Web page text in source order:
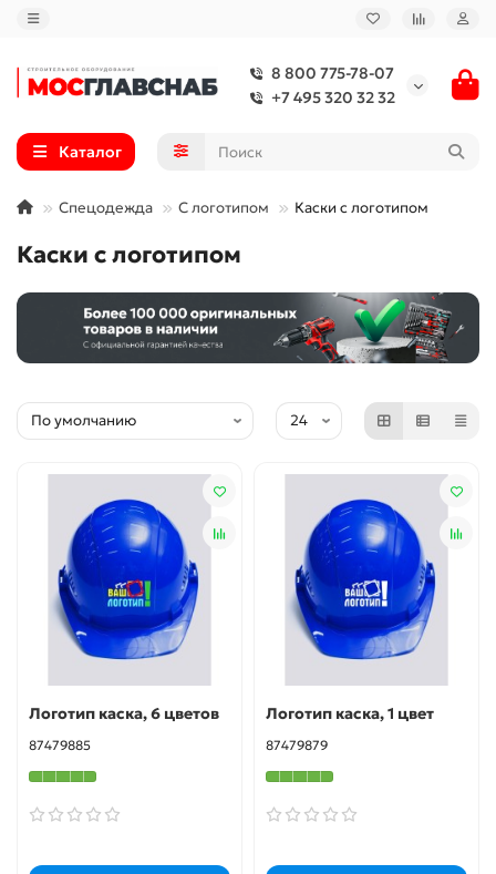
8 800 775-78-07
+7 495 320 32 32
Каталог
Спецодежда С логотипом Каски с логотипом
Каски с логотипом
Логотип каска, 6 цветов
87479885
Логотип каска, 1 цвет
87479879